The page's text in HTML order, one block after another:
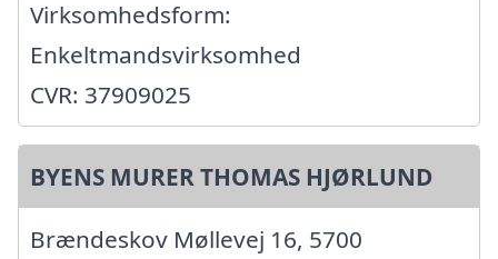
Virksomhedsform:
Enkeltmandsvirksomhed
CVR: 37909025
BYENS MURER THOMAS HJØRLUND
Brændeskov Møllevej 16, 5700